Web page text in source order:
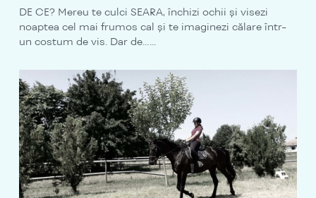
DE CE? Mereu te culci SEARA, închizi ochii și visezi
noaptea cel mai frumos cal și te imaginezi călare într-
un costum de vis. Dar de…...